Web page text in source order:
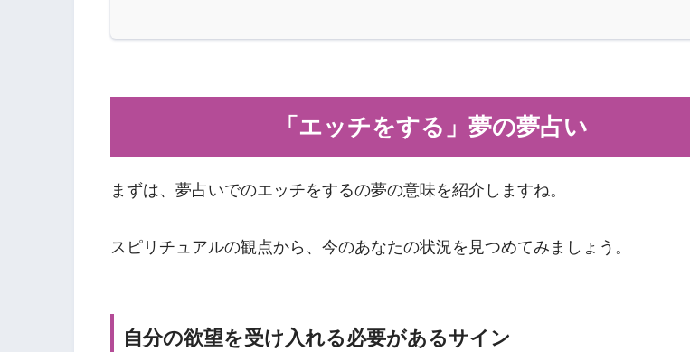
「エッチをする」夢の夢占い
まずは、夢占いでのエッチをするの夢の意味を紹介しますね。
スピリチュアルの観点から、今のあなたの状況を見つめてみましょう。
自分の欲望を受け入れる必要があるサイン